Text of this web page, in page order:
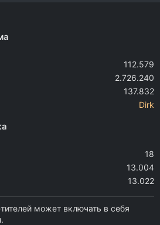
112.579
2.726.240
137.832
Dirk
18
13.004
13.022
может включать в себя